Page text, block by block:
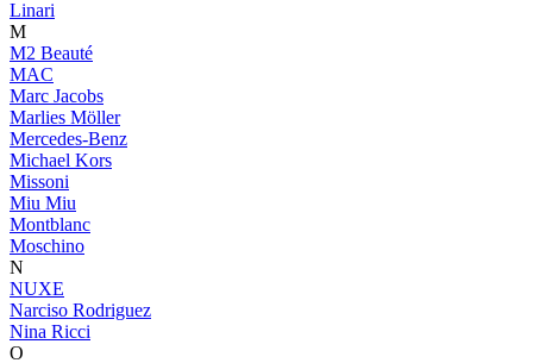
Linari
M
M2 Beauté
MAC
Marc Jacobs
Marlies Möller
Mercedes-Benz
Michael Kors
Missoni
Miu Miu
Montblanc
Moschino
N
NUXE
Narciso Rodriguez
Nina Ricci
O